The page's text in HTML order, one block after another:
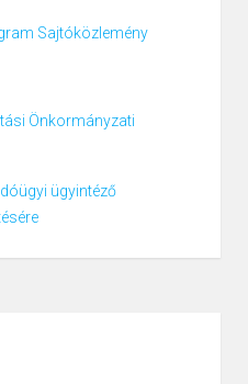
Sajtóközlemény
Önkormányzati
ügyintéző